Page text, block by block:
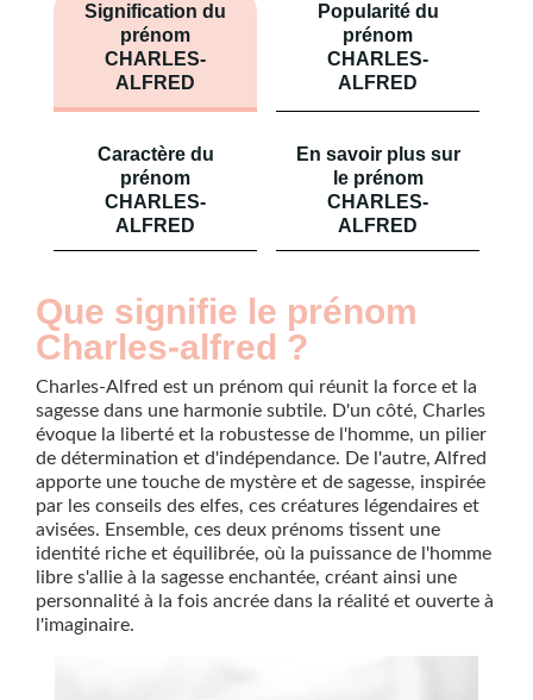
Signification du
prénom
CHARLES-
ALFRED
Popularité du
prénom
CHARLES-
ALFRED
Caractère du
prénom
CHARLES-
ALFRED
En savoir plus sur
le prénom
CHARLES-
ALFRED
Que signifie le prénom
Charles-alfred ?
Charles-Alfred est un prénom qui réunit la force et la
sagesse dans une harmonie subtile. D'un côté, Charles
évoque la liberté et la robustesse de l'homme, un pilier
de détermination et d'indépendance. De l'autre, Alfred
apporte une touche de mystère et de sagesse, inspirée
par les conseils des elfes, ces créatures légendaires et
avisées. Ensemble, ces deux prénoms tissent une
identité riche et équilibrée, où la puissance de l'homme
libre s'allie à la sagesse enchantée, créant ainsi une
personnalité à la fois ancrée dans la réalité et ouverte à
l'imaginaire.